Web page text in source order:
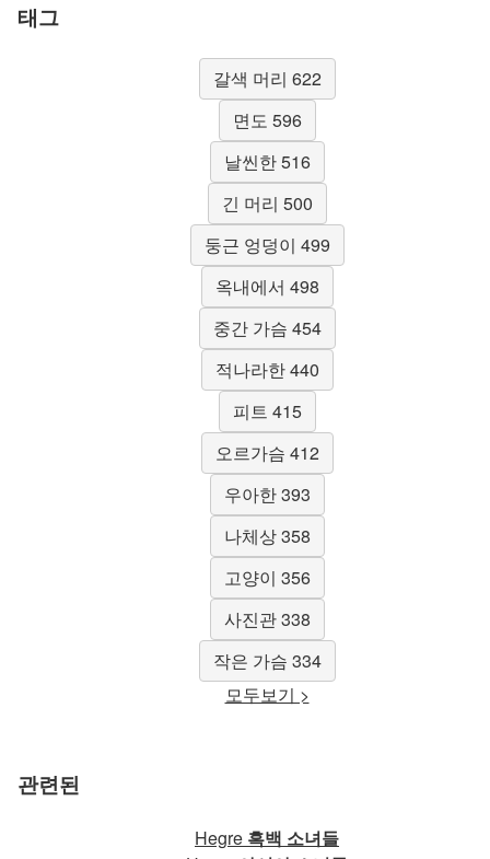
태그
갈색 머리 622
면도 596
날씬한 516
긴 머리 500
둥근 엉덩이 499
옥내에서 498
중간 가슴 454
적나라한 440
피트 415
오르가슴 412
우아한 393
나체상 358
고양이 356
사진관 338
작은 가슴 334
모두보기 >
관련된
Hegre 흑백 소녀들